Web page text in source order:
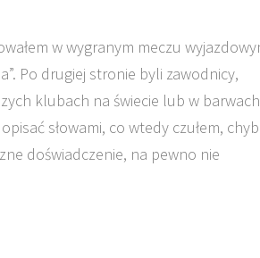
w wygranym meczu
Po drugiej stronie byli zawodnicy,
klubach na świecie lub w barwach
słowami, co wtedy czułem,
doświadczenie, na pewno nie